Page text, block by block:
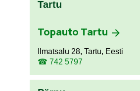
Tartu
Topauto Tartu
Ilmatsalu 28, Tartu, Eesti
☎ 742 5797